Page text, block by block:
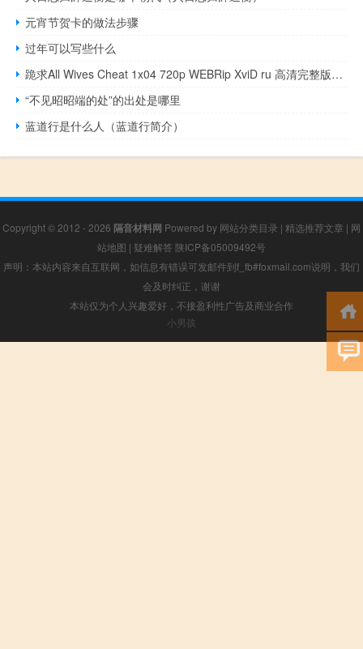
元宵节贺卡的做法步骤
过年可以写些什么
跪求All Wives Cheat 1x04 720p WEBRip XviD ru 高清完整版下载
“不见昭昭端的处”的出处是哪里
蓝道行是什么人（蓝道行简介）
Copyright © 2012 - 2026 隔音材料网 Powered by 网站分类目录 | 精选推荐文章 | 网
站地图 | 疑难解答 陕ICP备05009492号
声明：本站内容来自互联网，如信息有错误可发邮件到f_fb#foxmail.com说明，我们
会及时纠正，谢谢
本站仅为个人兴趣爱好，不接盈利性广告及商业合作
小男孩